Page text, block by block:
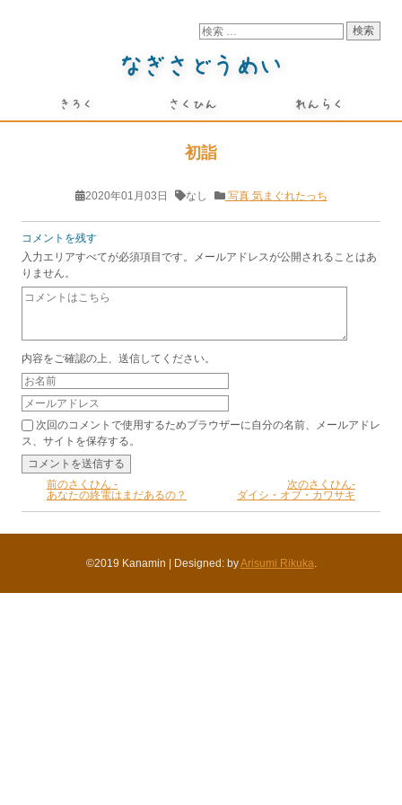
初詣
2020年01月03日 なし 写真気まぐれたっち
コメントを残す
入力エリアすべてが必須項目です。メールアドレスが公開されることはあ
りません。
内容をご確認の上、送信してください。
次回のコメントで使用するためブラウザーに自分の名前、メールアドレ
ス、サイトを保存する。
前のさくひん -
あなたの終電はまだあるの？
次のさくひん-
ダイシ・オブ・カワサキ
©2019 Kanamin Designed: byArisumi Rikuka.